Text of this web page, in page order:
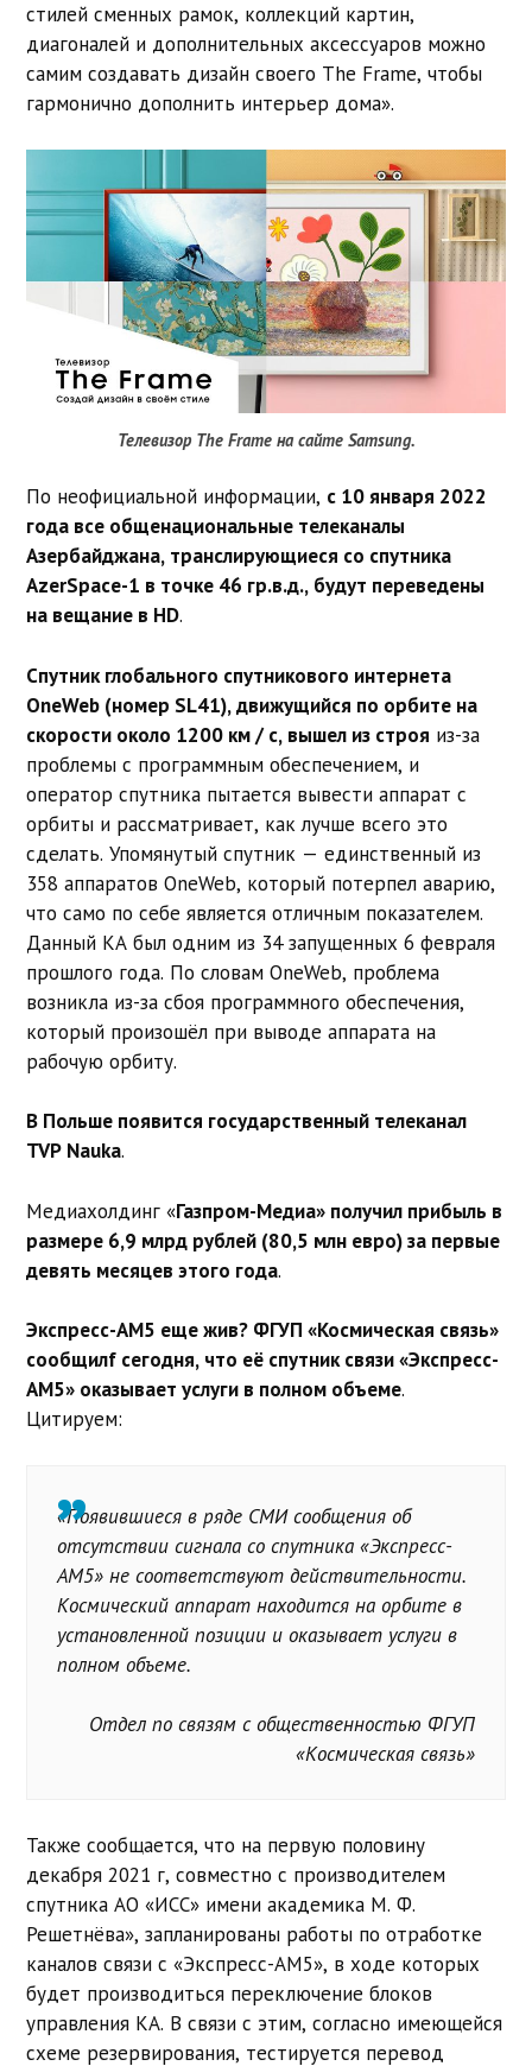
стилей сменных рамок, коллекций картин,
диагоналей и дополнительных аксессуаров можно
самим создавать дизайн своего The Frame, чтобы
гармонично дополнить интерьер дома».
Телевизор The Frame на сайте Samsung.
По неофициальной информации, с 10 января 2022
года все общенациональные телеканалы
Азербайджана, транслирующиеся со спутника
AzerSpace-1 в точке 46 гр.в.д., будут переведены
на вещание в HD.
Спутник глобального спутникового интернета
OneWeb (номер SL41), движущийся по орбите на
скорости около 1200 км / с, вышел из строя из-за
проблемы с программным обеспечением, и
оператор спутника пытается вывести аппарат с
орбиты и рассматривает, как лучше всего это
сделать. Упомянутый спутник — единственный из
358 аппаратов OneWeb, который потерпел аварию,
что само по себе является отличным показателем.
Данный КА был одним из 34 запущенных 6 февраля
прошлого года. По словам OneWeb, проблема
возникла из-за сбоя программного обеспечения,
который произошёл при выводе аппарата на
рабочую орбиту.
В Польше появится государственный телеканал
TVP Nauka.
Медиахолдинг «Газпром-Медиа» получил прибыль в
размере 6,9 млрд рублей (80,5 млн евро) за первые
девять месяцев этого года.
Экспресс-АМ5 еще жив? ФГУП «Космическая связь»
сообщилf сегодня, что её спутник связи «Экспресс-
АМ5» оказывает услуги в полном объеме.
Цитируем:
«Появившиеся в ряде СМИ сообщения об
отсутствии сигнала со спутника «Экспресс-
АМ5» не соответствуют действительности.
Космический аппарат находится на орбите в
установленной позиции и оказывает услуги в
полном объеме.
Отдел по связям с общественностью ФГУП
«Космическая связь»
Также сообщается, что на первую половину
декабря 2021 г, совместно с производителем
спутника АО «ИСС» имени академика М. Ф.
Решетнёва», запланированы работы по отработке
каналов связи с «Экспресс-АМ5», в ходе которых
будет производиться переключение блоков
управления КА. В связи с этим, согласно имеющейся
схеме резервирования, тестируется перевод